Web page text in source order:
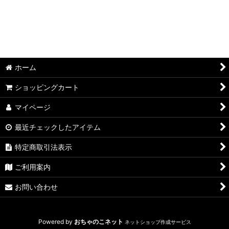
ホーム
ショッピングカート
マイページ
最近チェックしたアイテム
特定商取引法表示
ご利用案内
お問い合わせ
Powered by おちゃのこネット ネットショップ作成サービス